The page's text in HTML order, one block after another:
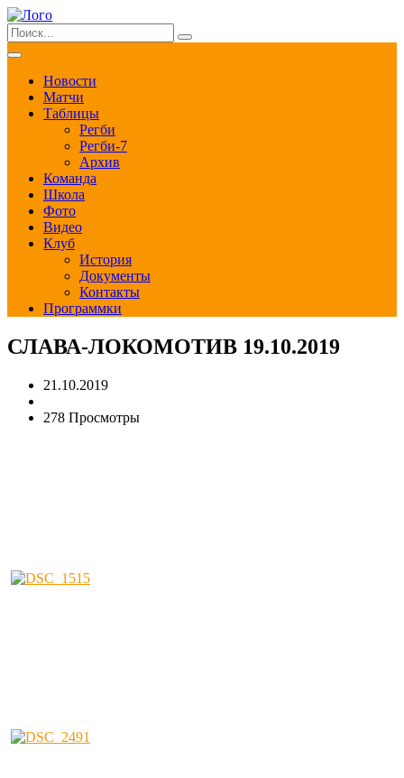
Новости
Матчи
Таблицы
Регби
Регби-7
Архив
Команда
Школа
Фото
Видео
Клуб
История
Документы
Контакты
Программки
СЛАВА-ЛОКОМОТИВ 19.10.2019
21.10.2019
278 Просмотры